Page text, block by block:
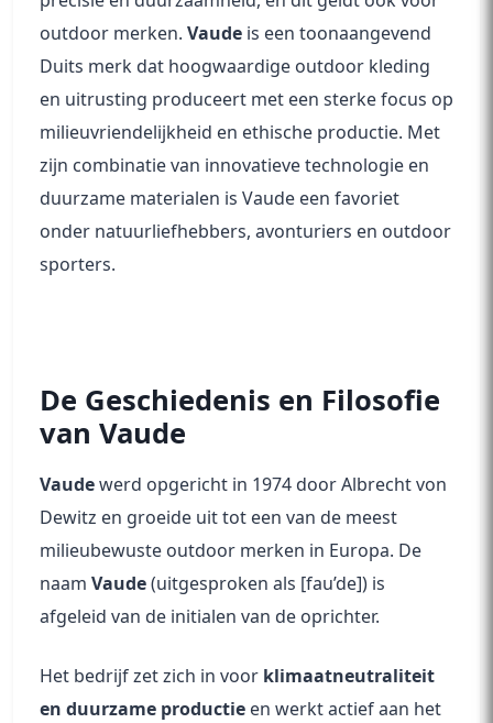
outdoor merken. Vaude is een toonaangevend
Duits merk dat hoogwaardige outdoor kleding
en uitrusting produceert met een sterke focus op
milieuvriendelijkheid en ethische productie. Met
zijn combinatie van innovatieve technologie en
duurzame materialen is Vaude een favoriet
onder natuurliefhebbers, avonturiers en outdoor
sporters.
De Geschiedenis en Filosofie
van Vaude
Vaudewerd opgericht in 1974 door Albrecht von
Dewitz en groeide uit tot een van de meest
milieubewuste outdoor merken in Europa. De
naam Vaude(uitgesproken als [fau’de]) is
afgeleid van de initialen van de oprichter.
Het bedrijf zet zich in voor klimaatneutraliteit
en duurzame productie en werkt actief aan het